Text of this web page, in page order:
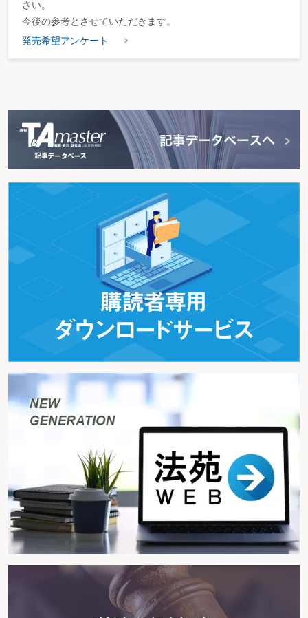
さい。
今後の参考とさせていただきます。
発売希望アンケート